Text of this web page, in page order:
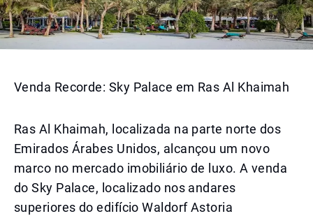
Venda Recorde: Sky Palace em Ras Al Khaimah
Ras Al Khaimah, localizada na parte norte dos
Emirados Árabes Unidos, alcançou um novo
marco no mercado imobiliário de luxo. A venda
do Sky Palace, localizado nos andares
superiores do edifício Waldorf Astoria